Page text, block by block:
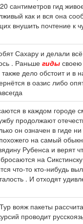
сантиметров гид
как и вся она
внушить почтение к
Сахару и делали
. Раньше гиды
дело обстоит и в
в оазис либо
в каждом городе
продолжают
он означен в гиде
на самый
Рубенса и верят
на
что-то кто-нибудь
. И отходят
вояж пакеты
проводит